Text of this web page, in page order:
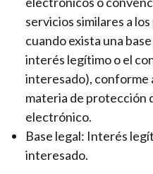
servicios similares a
cuando exista una
interés legítimo o el
interesado), conforme
materia de protección
electrónico.
Base legal: Interés
interesado.